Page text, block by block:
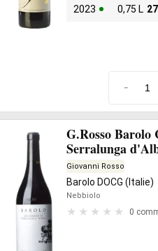
2023 0,75 L
-
G.Rosso Barolo
Serralunga
Giovanni Rosso
Barolo DOCG (Italie)
Nebbiolo
0